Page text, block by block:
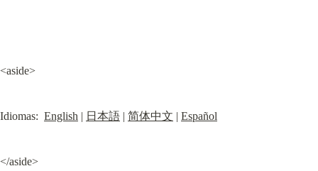
<aside>
Idiomas: English | 日本語 | 简体中文 | Español
</aside>